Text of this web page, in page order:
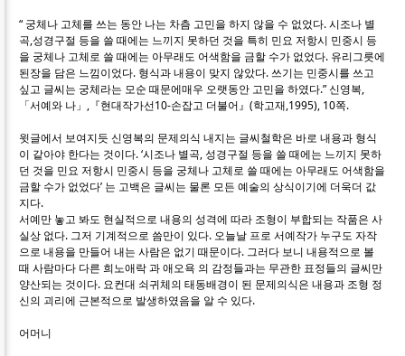
“ 궁체나 고체를 쓰는 동안 나는 차츰 고민을 하지 않을 수 없었다. 시조나 별
곡,성경구절 등을 쓸 때에는 느끼지 못하던 것을 특히 민요 저항시 민중시 등
을 궁체나 고체로 쓸 때에는 아무래도 어색함을 금할 수가 없었다. 유리그릇에
된장을 담은 느낌이었다. 형식과 내용이 맞지 않았다. 쓰기는 민중시를 쓰고
싶고 글씨는 궁체라는 모순 때문에매우 오랫동안 고민을 하였다.” 신영복,
「서예와 나」,『현대작가선10-손잡고 더불어』(학고재,1995), 10쪽.
윗글에서 보여지듯 신영복의 문제의식 내지는 글씨철학은 바로 내용과 형식
이 같아야 한다는 것이다. ‘시조나 별곡, 성경구절 등을 쓸 때에는 느끼지 못하
던 것을 민요 저항시 민중시 등을 궁체나 고체로 쓸 때에는 아무래도 어색함을
금할 수가 없었다’ 는 고백은 글씨는 물론 모든 예술의 상식이기에 더욱더 값
지다.
서예만 놓고 봐도 현실적으로 내용의 성격에 따라 조형이 부합되는 작품은 사
실상 없다. 그저 기계적으로 씀만이 있다. 오늘날 프로 서예작가 누구도 자작
으로 내용을 만들어 내는 사람은 없기 때문이다. 그러다 보니 내용적으로 볼
때 사람마다 다른 희노애락 과 애오욕 의 감정들과는 무관한 표정들의 글씨만
양산되는 것이다. 요컨대 쇠귀체의 태동배경이 된 문제의식은 내용과 조형 정
신의 괴리에 근본적으로 발생하였음을 알 수 있다.
어머니